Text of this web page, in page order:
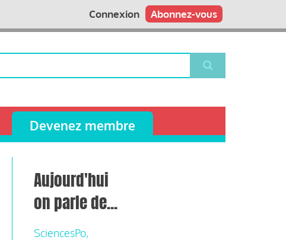
Abonnez-vous
Connexion
Devenez membre
Aujourd'hui
on parle de...
SciencesPo,